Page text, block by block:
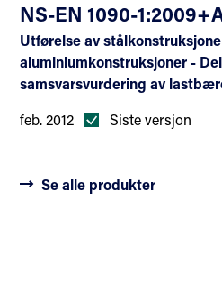
NS-EN 1090-
Utførelse av
aluminiumkonstruksjoner -
samsvarsvurdering av
feb. 2012
Siste versjon
Se alle produkter